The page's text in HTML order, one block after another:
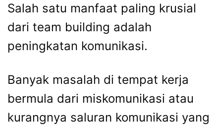
Salah satu manfaat paling krusial
dari team building adalah
peningkatan komunikasi.
Banyak masalah di tempat kerja
bermula dari miskomunikasi atau
kurangnya saluran komunikasi yang